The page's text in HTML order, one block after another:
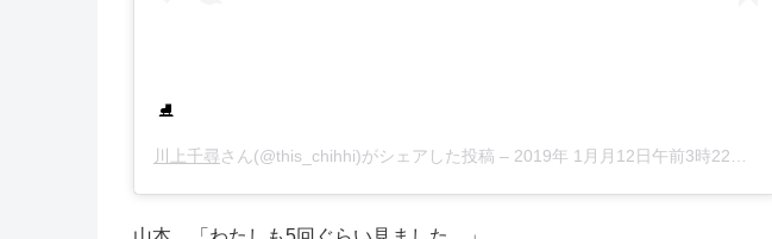
⛸
川上千尋 さん(@this_chihhi)がシェアした投稿 – 2019年 1月月12日午前3時22分PST